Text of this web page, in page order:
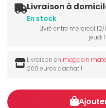
Livraison à
En stock
Livré entre mercredi
jeudi
Livraison en magasin
200 euros d'achat !